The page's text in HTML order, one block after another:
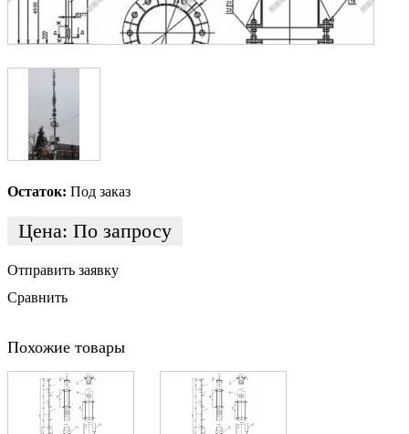
Остаток: Под заказ
Цена: По запросу
Отправить заявку
Сравнить
Похожие товары